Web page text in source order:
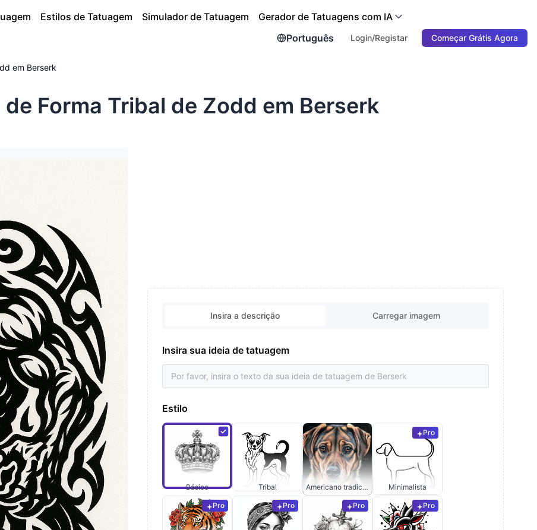
Português Login/Registar Começar Grátis Agora
Estilos de Tatuagem Simulador de Tatuagem Gerador de Tatuagens com IA
em Berserk
Forma Tribal de Zodd em Berserk
Insira a descrição Carregar imagem
Insira sua ideia de tatuagem
Estilo
Básico Tribal Americano tradicional
Pro
Minimalista
Pro Pro Pro Pro